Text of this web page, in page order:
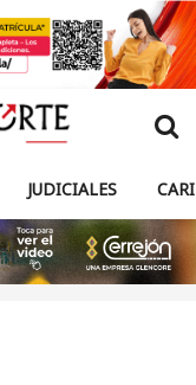
JUDICIALES